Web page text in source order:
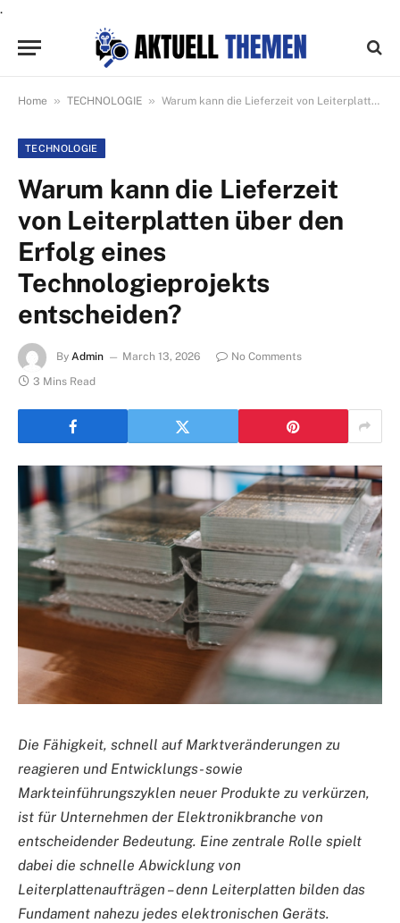
.
Home » TECHNOLOGIE » Warum kann die Lieferzeit von Leiterplatten über den Erfolg eines Technologieprojekts entscheiden?
TECHNOLOGIE
Warum kann die Lieferzeit
von Leiterplatten über den
Erfolg eines
Technologieprojekts
entscheiden?
By Admin March 13, 2026
No Comments
3 Mins Read
Die Fähigkeit, schnell auf Marktveränderungen zu
reagieren und Entwicklungs- sowie
Markteinführungszyklen neuer Produkte zu verkürzen,
ist für Unternehmen der Elektronikbranche von
entscheidender Bedeutung. Eine zentrale Rolle spielt
dabei die schnelle Abwicklung von
Leiterplattenaufträgen – denn Leiterplatten bilden das
Fundament nahezu jedes elektronischen Geräts.